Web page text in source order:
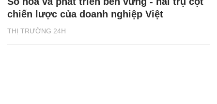
THỊ TRƯỜNG 24H
chiến lược của doanh nghiệp Việt